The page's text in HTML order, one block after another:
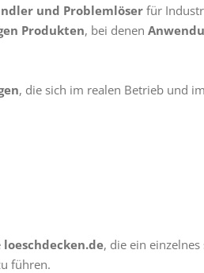
und Problemlöserfür
Produkten, bei denen
, die sich im realen Betrieb und
loeschdecken.de, die ein
führen.